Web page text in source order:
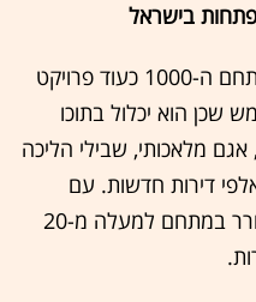
בישראל
למעשה אי אפשר להגדיר את מתחם ה-1000 כעוד פרויקט
שכן הוא יכלול בתוכו
אגם מלאכותי, שבילי הליכה
דירות חדשות. עם
השלמת הפרויקט עתידים להתגורר במתחם למעלה מ-20